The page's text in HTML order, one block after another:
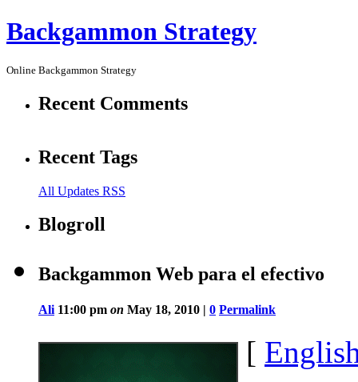
Backgammon Strategy
Online Backgammon Strategy
Recent Comments
Recent Tags
All Updates RSS
Blogroll
Backgammon Web para el efectivo
Ali 11:00 pm on May 18, 2010 | 0 Permalink
[